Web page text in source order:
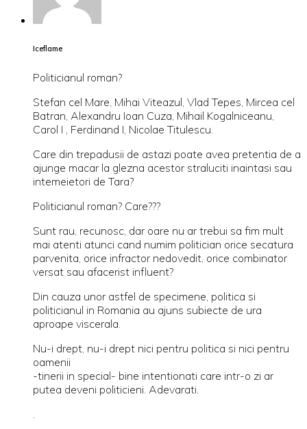
Iceflame
Politicianul roman?
Stefan cel Mare, Mihai Viteazul, Vlad Tepes, Mircea cel
Batran, Alexandru Ioan Cuza, Mihail Kogalniceanu,
Carol I , Ferdinand I, Nicolae Titulescu.
Care din trepadusii de astazi poate avea pretentia de a
ajunge macar la glezna acestor straluciti inaintasi sau
intemeietori de Tara?
Politicianul roman? Care???
Sunt rau, recunosc, dar oare nu ar trebui sa fim mult
mai atenti atunci cand numim politician orice secatura
parvenita, orice infractor nedovedit, orice combinator
versat sau afacerist influent?
Din cauza unor astfel de specimene, politica si
politicianul in Romania au ajuns subiecte de ura
aproape viscerala.
Nu-i drept, nu-i drept nici pentru politica si nici pentru
oamenii
-tinerii in special- bine intentionati care intr-o zi ar
putea deveni politicieni. Adevarati.
.